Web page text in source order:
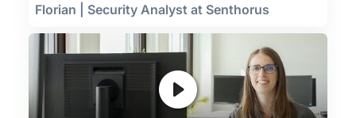
Florian | Security Analyst at Senthorus